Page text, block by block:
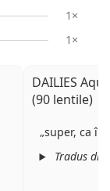
1×
1×
DAILIES
(90 lentile)
super, ca
Tradus din